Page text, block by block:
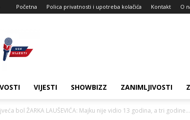
Početna Polica privatnosti i upotreba kolačića Kontakt O
VIJESTI SHOWBIZZ ZANIMLJIVOSTI
bol ŽARKA LAUŠEVIĆA: Majku nije vidio 13 godina, a tri godine...